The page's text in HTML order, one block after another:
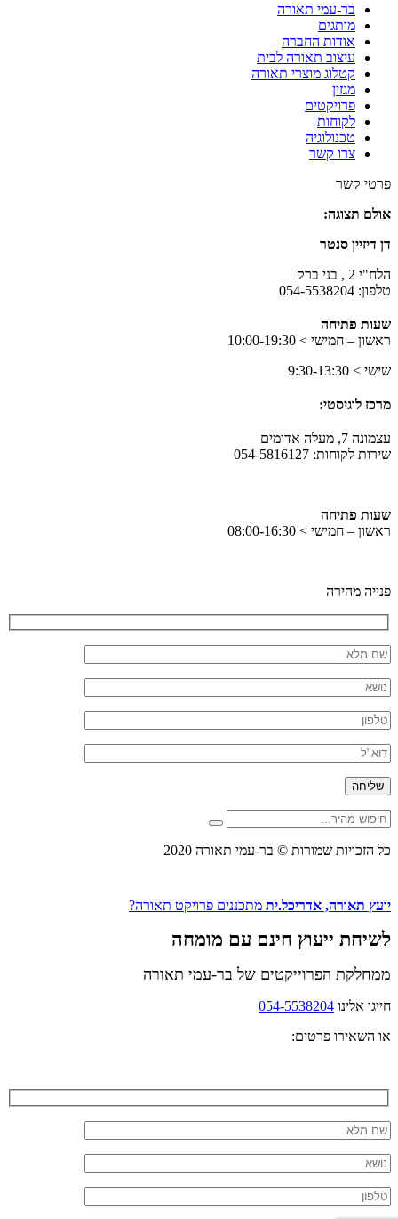
בר-עמי תאורה
מותגים
אודות החברה
עיצוב תאורה לבית
קטלוג מוצרי תאורה
מגזין
פרויקטים
לקוחות
טכנולוגיה
צרו קשר
פרטי קשרבר
תאורהאולם תצוגה:
דן דיזיין סנטר
הלח"י 2 , בני ברק
טלפון: 054-5538204
שעות פתיחה
ראשון – חמישי > 10:00-19:30
שישי > 9:30-13:30
מרכז לוגיסטי:
עצמונה 7, מעלה אדומים
שירות לקוחות: 054-5816127
שעות פתיחה
ראשון – חמישי > 08:00-16:30
פנייה מהירה
חיפוש
מהיר
חפש
כל הזכויות שמורות © בר-עמי תאורה 2020
יועץ תאורה, אדריכל.ית מתכננים פרויקט תאורה?
לשיחת ייעוץ חינם עם מומחה
ממחלקת הפרוייקטים של בר-עמי תאורה
חייגו אלינו 054-5538204
או השאירו פרטים: